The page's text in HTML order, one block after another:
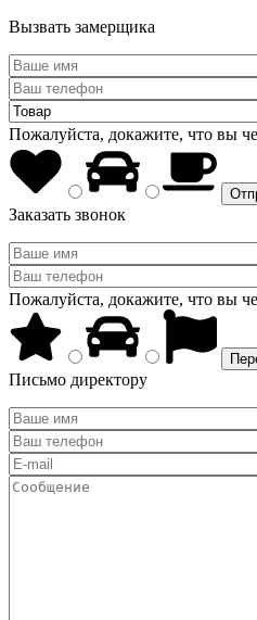
Вызвать замерщика
Пожалуйста, докажите, что вы
Заказать звонок
Пожалуйста, докажите, что вы
Письмо директору